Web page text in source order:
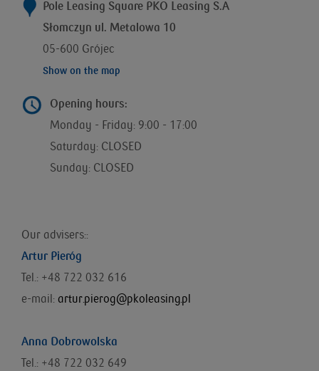
Pole Leasing Square PKO Leasing S.A
Słomczyn ul. Metalowa 10
05-600 Grójec
Show on the map
Opening hours:
Monday - Friday: 9:00 - 17:00
Saturday: CLOSED
Sunday: CLOSED
Our advisers::
Artur Pieróg
Tel.: +48 722 032 616
e-mail: artur.pierog@pkoleasing.pl
Anna Dobrowolska
Tel.: +48 722 032 649